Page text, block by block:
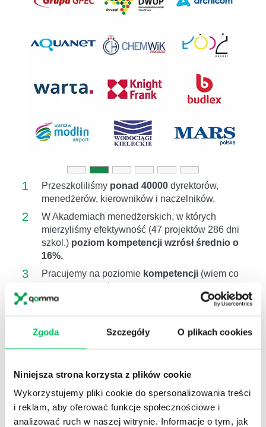
Zgoda Szczegóły O plikach cookies
Niniejsza strona korzysta z plików cookie
Wykorzystujemy pliki cookie do spersonalizowania treści
i reklam, aby oferować funkcje społecznościowe i
analizować ruch w naszej witrynie. Informacje o tym, jak
1 Przeszkoliliśmy ponad 40000 dyrektorów,
menedżerów, kierowników i naczelników.
2
W Akademiach menedżerskich, w których
mierzyliśmy efektywność (47 projektów 286 dni
szkol.) poziom kompetencji wzrósł średnio o
16%.
3 Pracujemy na poziomie kompetencji (wiem co
warto),
(zamierzam to zrobić) ,
Zgodnie z badaniami przeprowadzonymi przez
wynosi
około 16%
ich rocznego
wynagrodzenia.
W przypadku menadżera
zwiększa się do 100%.
Szkolenie związane z: